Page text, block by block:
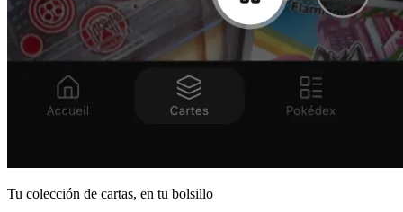
Tu colección de cartas, en tu bolsillo